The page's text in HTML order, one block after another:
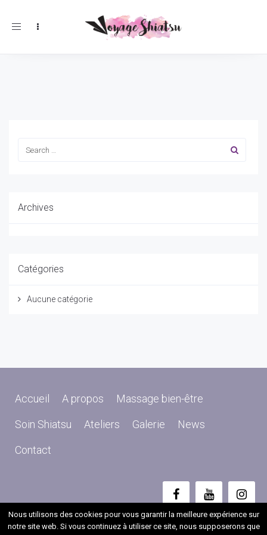
Toggle
Archives
Catégories
Aucune catégorie
Accueil A propos Massage bien-être
Soin Shiatsu Ateliers Galerie News
Contact
Copyright 2017
© Tous droits réservés
Nous utilisons des cookies pour vous garantir la meilleure expérience sur
notre site web. Si vous continuez à utiliser ce site, nous supposerons que